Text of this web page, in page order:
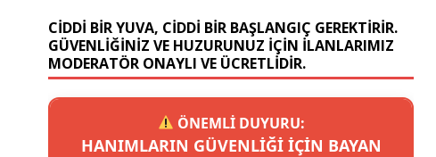
CIDDI BIR YUVA, CIDDI BIR BAŞLANGIÇ GEREKTIRIR.
GÜVENLIĞINIZ VE HUZURUNUZ IÇIN ILANLARIMIZ
MODERATÖR ONAYLI VE ÜCRETLIDIR.
ÖNEMLİ DUYURU:
HANIMLARIN GÜVENLIĞI IÇIN BAYAN